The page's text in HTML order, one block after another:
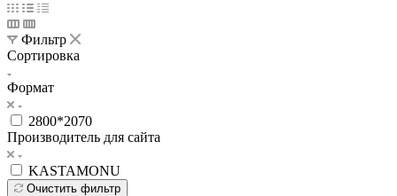
Фильтр
Сортировка
Формат
2800*2070
Производитель для сайта
KASTAMONU
Очистить фильтр